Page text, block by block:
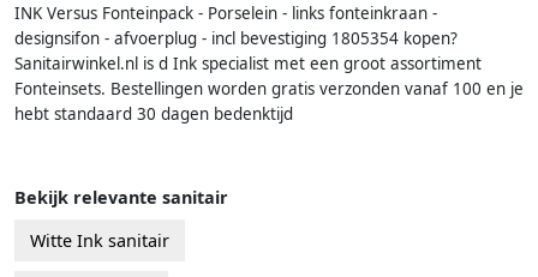
INK Versus Fonteinpack - Porselein - links fonteinkraan -
designsifon - afvoerplug - incl bevestiging 1805354 kopen?
Sanitairwinkel.nl is d Ink specialist met een groot assortiment
Fonteinsets. Bestellingen worden gratis verzonden vanaf 100 en je
hebt standaard 30 dagen bedenktijd
Bekijk relevante sanitair
Witte Ink sanitair